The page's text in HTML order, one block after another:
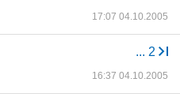
17:07 04.10.2005
... 2
16:37 04.10.2005